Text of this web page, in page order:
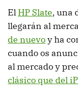
El HP Slate, una
llegarán al
de nuevoy ha
cuando os
al mercado y
clásico que del